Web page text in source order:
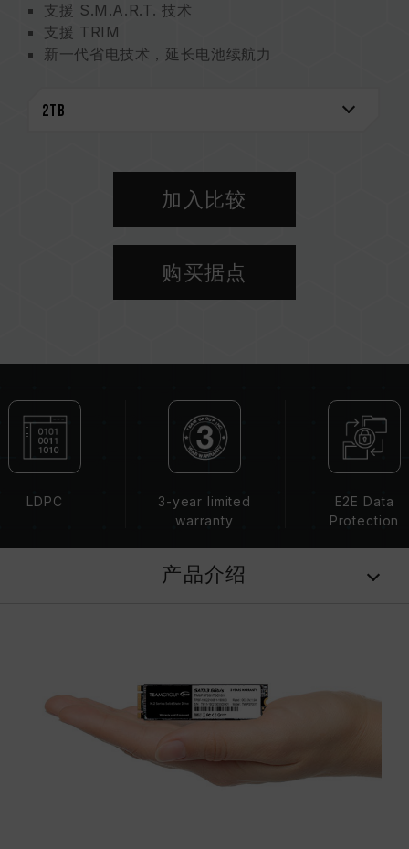
支援 S.M.A.R.T. 技术
支援 TRIM
新一代省电技术，延长电池续航力
加入比较
购买据点
LDPC
3-year limited
warranty
E2E Data
Protection
产品介绍